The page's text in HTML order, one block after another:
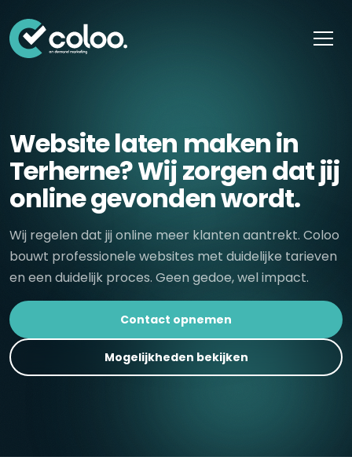
Website laten maken in
Terherne? Wij zorgen dat jij
online gevonden wordt.
Wij regelen dat jij online meer klanten aantrekt. Coloo
bouwt professionele websites met duidelijke tarieven
en een duidelijk proces. Geen gedoe, wel impact.
Contact opnemen
Mogelijkheden bekijken